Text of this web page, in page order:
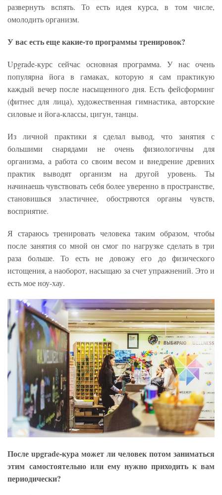
развернуть вспять. То есть идея курса, в том числе,
омолодить организм.
У вас есть еще какие-то программы тренировок?
Upgrade-курс сейчас основная программа. У нас очень
популярна йога в гамаках, которую я сам практикую
каждый вечер после насыщенного дня. Есть фейсформинг
(фитнес для лица), художественная гимнастика, авторские
силовые и йога-классы, цигун, танцы.
Из личной практики я сделал вывод, что занятия с
большими снарядами не очень физиологичны для
организма, а работа со своим весом и внедрение древних
практик выводят организм на другой уровень. Ты
начинаешь чувствовать себя более уверенно в пространстве,
становишься эластичнее, обостряются органы чувств,
восприятие.
Я стараюсь тренировать человека таким образом, чтобы
после занятия со мной он смог по нагрузке сделать в три
раза больше. То есть не довожу его до физического
истощения, а наоборот, насыщаю за счет упражнений. Это и
есть мое ноу-хау.
После upgrade-кура может ли человек потом заниматься
этим самостоятельно или ему нужно приходить к вам
периодически?